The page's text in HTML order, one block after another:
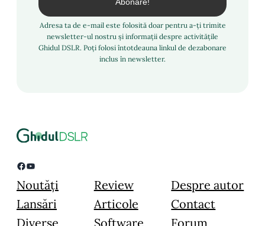
Adresa ta de e-mail este folosită doar pentru a-ți trimite
newsletter-ul nostru și informații despre activitățile
Ghidul DSLR. Poți folosi întotdeauna linkul de dezabonare
inclus în newsletter.
Facebook YouTube
Noutăți
Lansări
Diverse
Review
Articole
Software
Despre autor
Contact
Forum